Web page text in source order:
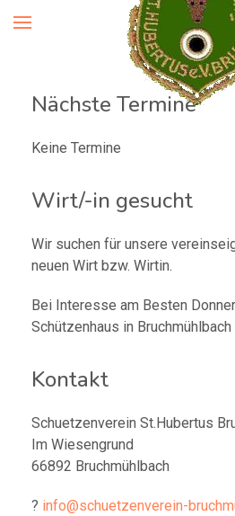
Nächste Termine
Keine Termine
Wirt/-in gesucht
Wir suchen für unsere
neuen Wirt bzw. Wirtin.
Bei Interesse am Besten
Schützenhaus in
Kontakt
Schuetzenverein St.Hubertus
Im Wiesengrund
66892 Bruchmühlbach
? info@schuetzenverein-